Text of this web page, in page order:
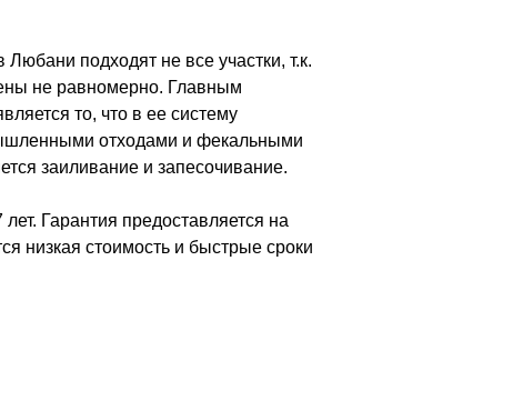
подходят не все участки, т.к.
не равномерно. Главным
то, что в ее систему
отходами и фекальными
заиливание и запесочивание.
Гарантия предоставляется на
низкая стоимость и быстрые сроки